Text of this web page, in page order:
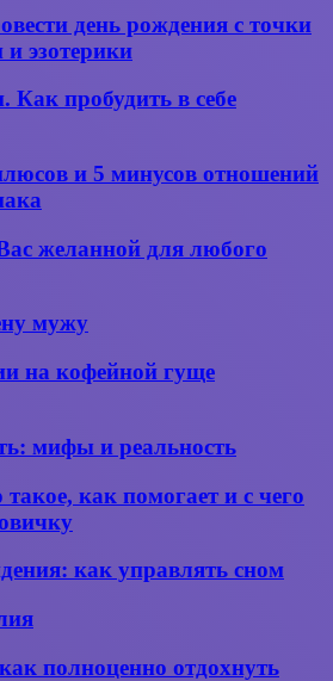
день рождения с точки
и эзотерики
Как пробудить в себе
и 5 минусов отношений
желанной для любого
мужу
на кофейной гуще
мифы и реальность
такое, как помогает и с чего
как управлять сном
полноценно отдохнуть